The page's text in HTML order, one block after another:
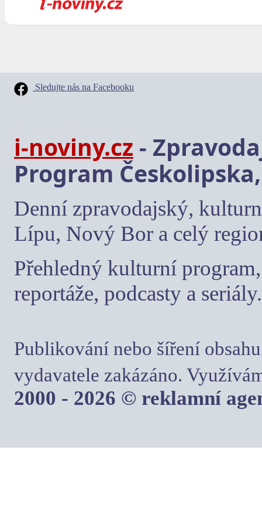
Sledujte nás na Facebooku
i-noviny.cz -
Program
Denní zpravodajský,
Lípu, Nový Bor a celý
Přehledný kulturní
reportáže, podcasty a seriály.
Publikování nebo šíření
vydavatele zakázáno.
2000 - 2026 © reklamní